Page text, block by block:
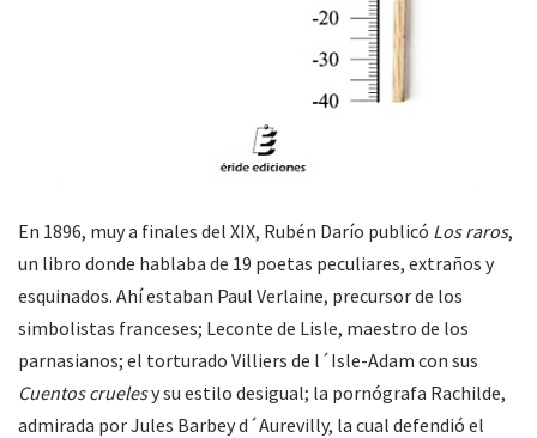
En 1896, muy a finales del XIX, Rubén Darío publicó Los raros,
un libro donde hablaba de 19 poetas peculiares, extraños y
esquinados. Ahí estaban Paul Verlaine, precursor de los
simbolistas franceses; Leconte de Lisle, maestro de los
parnasianos; el torturado Villiers de l´Isle-Adam con sus
Cuentos cruelesy su estilo desigual; la pornógrafa Rachilde,
admirada por Jules Barbey d´Aurevilly, la cual defendió el